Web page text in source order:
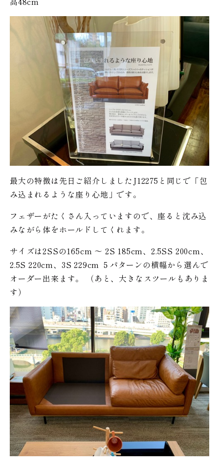
最大の特徴は先日ご紹介しましたJ12275と同じで「包
み込まれるような座り心地」です。
フェザーがたくさん入っていますので、座ると沈み込
みながら体をホールドしてくれます。
サイズは2SSの165cm 〜 2S 185cm、2.5SS 200cm、
2.5S 220cm、3S 229cm ５パターンの横幅から選んで
オーダー出来ます。 （あと、大きなスツールもありま
す）